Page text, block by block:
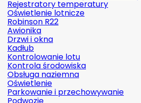
Rejestratory temperatury
Oświetlenie lotnicze
Robinson R22
Awionika
Drzwi i okna
Kadłub
Kontrolowanie lotu
Kontrola środowiska
Obsługa naziemna
Oświetlenie
Parkowanie i przechowywanie
Podwozie